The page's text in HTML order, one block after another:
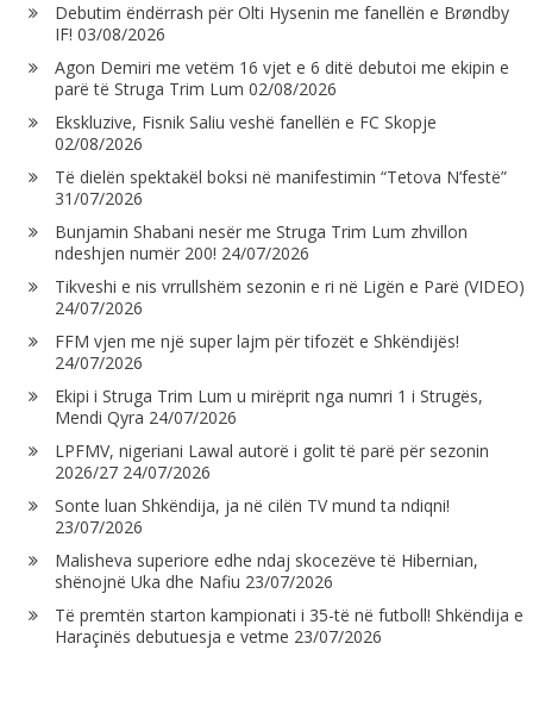
Debutim ëndërrash për Olti Hysenin me fanellën e Brøndby
IF! 03/08/2026
Agon Demiri me vetëm 16 vjet e 6 ditë debutoi me ekipin e
parë të Struga Trim Lum 02/08/2026
Ekskluzive, Fisnik Saliu veshë fanellën e FC Skopje
02/08/2026
Të dielën spektakël boksi në manifestimin “Tetova N’festë”
31/07/2026
Bunjamin Shabani nesër me Struga Trim Lum zhvillon
ndeshjen numër 200! 24/07/2026
Tikveshi e nis vrrullshëm sezonin e ri në Ligën e Parë (VIDEO)
24/07/2026
FFM vjen me një super lajm për tifozët e Shkëndijës!
24/07/2026
Ekipi i Struga Trim Lum u mirëprit nga numri 1 i Strugës,
Mendi Qyra 24/07/2026
LPFMV, nigeriani Lawal autorë i golit të parë për sezonin
2026/27 24/07/2026
Sonte luan Shkëndija, ja në cilën TV mund ta ndiqni!
23/07/2026
Malisheva superiore edhe ndaj skocezëve të Hibernian,
shënojnë Uka dhe Nafiu 23/07/2026
Të premtën starton kampionati i 35-të në futboll! Shkëndija e
Haraçinës debutuesja e vetme 23/07/2026